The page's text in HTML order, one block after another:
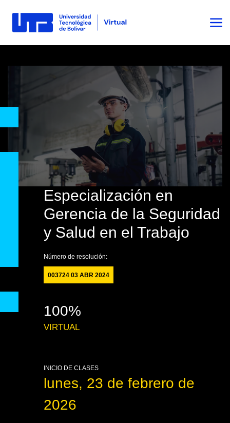
Especialización en
Gerencia de la Seguridad
y Salud en el Trabajo
Número de resolución:
003724 03 ABR 2024
100%
VIRTUAL
INICIO DE CLASES
lunes, 23 de febrero de
2026